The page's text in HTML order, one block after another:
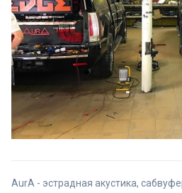
AurA - эстрадная акустика,